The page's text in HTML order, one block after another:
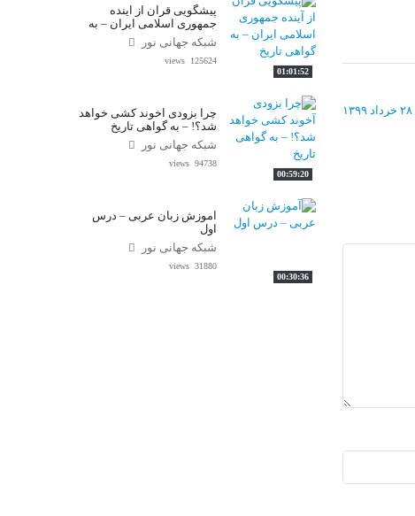
واحد علمی – درس تفسیر آسان
واحد علمی – درس صحیح بخاری
واحد علمی – فقه السنه
01:01:52
پیشگویی قرآن از آینده
جمهوری اسلامی ایران – به
گواهی تاریخ
شبکه جهانی نور
125624 views
00:59:20
چرا بزودی آخوند کشی خواهد
شد؟! – به گواهی تاریخ
شبکه جهانی نور
94738 views
00:30:36
آموزش زبان عربی – درس
اول
شبکه جهانی نور
31880 views